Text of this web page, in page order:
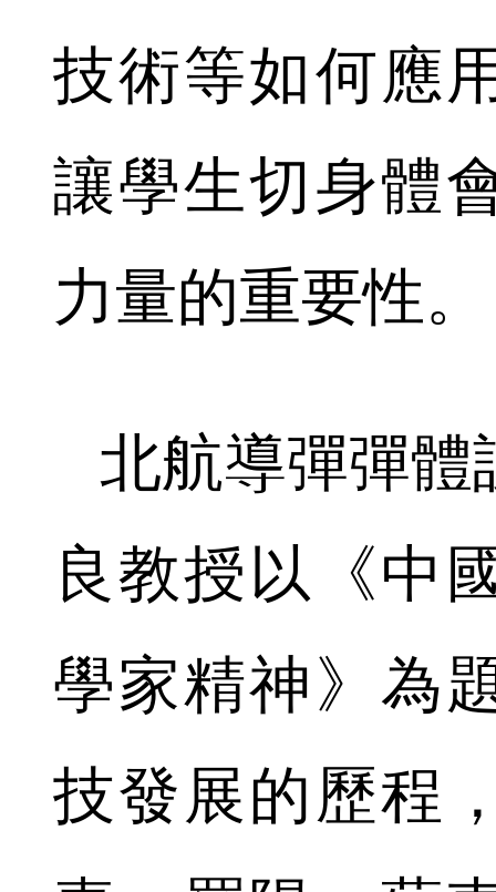
技術等如何應
讓學生切身體
力量的重要性。
北航導彈彈體
良教授以《中
學家精神》為
技發展的歷程